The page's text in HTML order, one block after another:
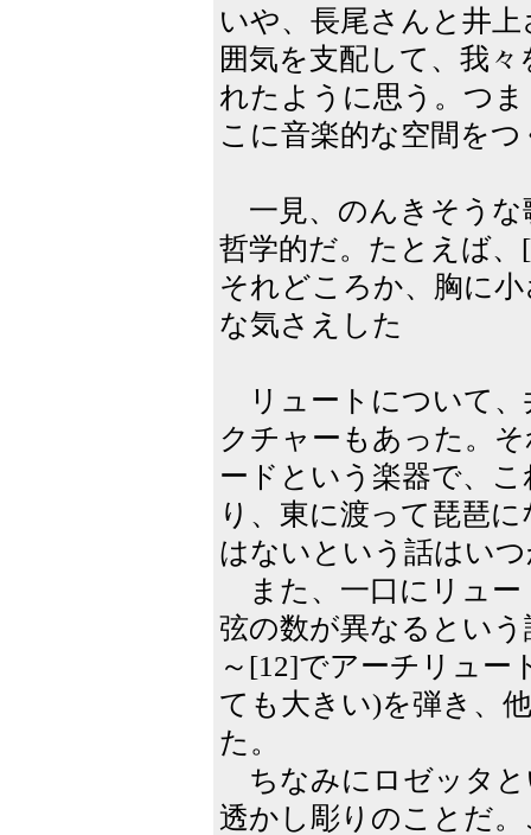
いや、長尾さんと井
囲気を支配して、我
れたように思う。つ
こに音楽的な空間を
一見、のんきそうな
哲学的だ。たとえば
それどころか、胸に
な気さえした
リュートについて、
クチャーもあった。
ードという楽器で、
り、東に渡って琵琶
はないという話はい
また、一口にリュー
弦の数が異なるとい
～[12]でアーチリュー
ても大きい)を弾き、
た。
ちなみにロゼッタと
透かし彫りのことだ